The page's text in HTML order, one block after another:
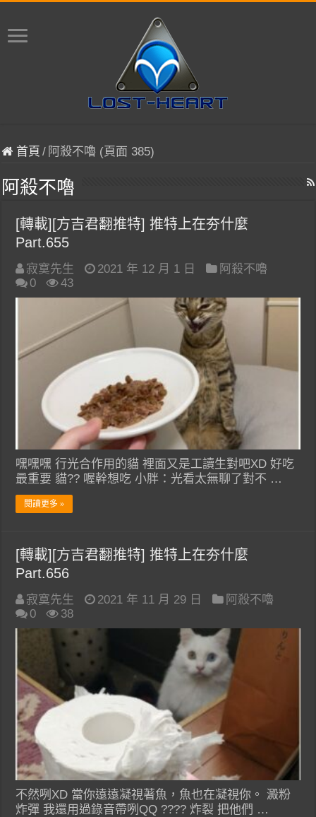
首頁 / 阿殺不嚕 (頁面 385)
阿殺不嚕
[轉載][方吉君翻推特] 推特上在夯什麼
Part.655
寂寞先生 2021 年 12 月 1 日
阿殺不嚕
0
43
嘿嘿嘿 行光合作用的貓 裡面又是工讀生對吧XD 好吃
最重要 貓?? 喔幹想吃 小胖：光看太無聊了對不 …
閱讀更多 »
[轉載][方吉君翻推特] 推特上在夯什麼
Part.656
寂寞先生 2021 年 11 月 29 日
阿殺不嚕
0
38
不然咧XD 當你遠遠凝視著魚，魚也在凝視你。 澱粉
炸彈 我還用過錄音帶咧QQ ???? 炸裂 把他們 …